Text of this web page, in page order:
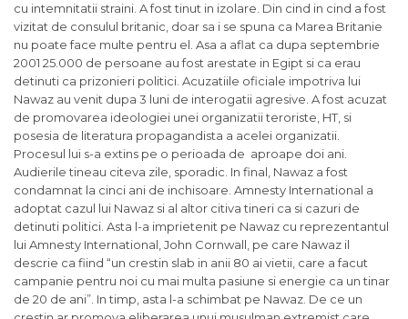
cu intemnitatii straini. A fost tinut in izolare. Din cind in cind a fost
vizitat de consulul britanic, doar sa i se spuna ca Marea Britanie
nu poate face multe pentru el. Asa a aflat ca dupa septembrie
2001 25.000 de persoane au fost arestate in Egipt si ca erau
detinuti ca prizonieri politici. Acuzatiile oficiale impotriva lui
Nawaz au venit dupa 3 luni de interogatii agresive. A fost acuzat
de promovarea ideologiei unei organizatii teroriste, HT, si
posesia de literatura propagandista a acelei organizatii.
Procesul lui s-a extins pe o perioada de aproape doi ani.
Audierile tineau citeva zile, sporadic. In final, Nawaz a fost
condamnat la cinci ani de inchisoare. Amnesty International a
adoptat cazul lui Nawaz si al altor citiva tineri ca si cazuri de
detinuti politici. Asta l-a imprietenit pe Nawaz cu reprezentantul
lui Amnesty International, John Cornwall, pe care Nawaz il
descrie ca fiind “un crestin slab in anii 80 ai vietii, care a facut
campanie pentru noi cu mai multa pasiune si energie ca un tinar
de 20 de ani”. In timp, asta l-a schimbat pe Nawaz. De ce un